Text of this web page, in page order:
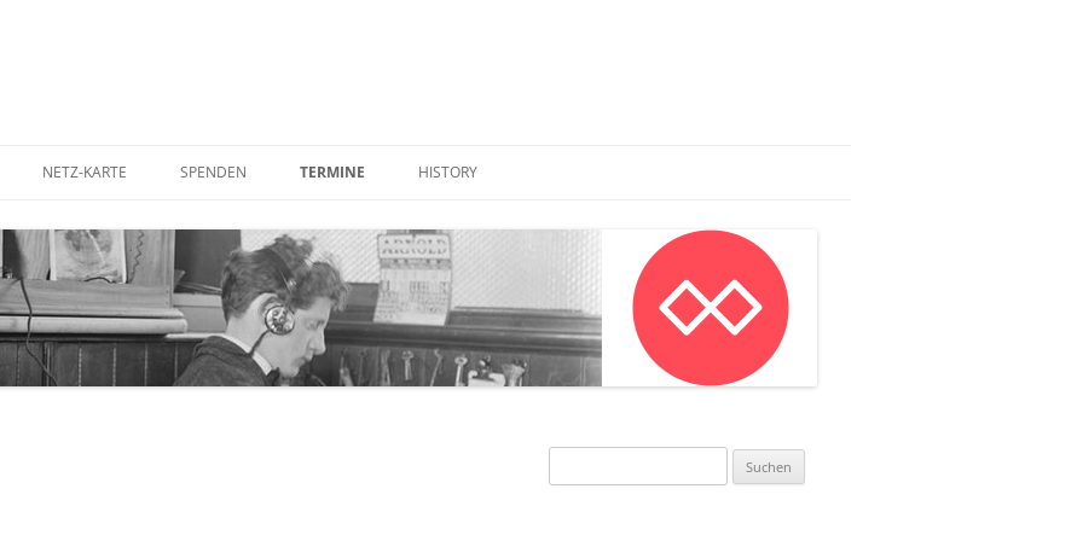
ANTENNE
NETZ-KARTE SPENDEN
GOODING
TERMINE HISTORY
IM FERNSEHEN
STADTRATS-ANTRAG:
KOSTENFREIES WLAN IN MAINZ
nach: